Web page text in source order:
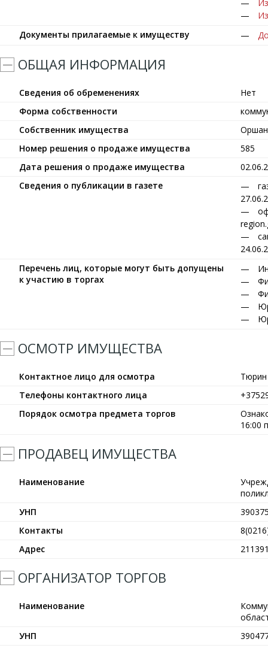
Документы прилагаемые к имуществу
ОБЩАЯ ИНФОРМАЦИЯ
Сведения об обременениях
Нет
Форма собственности
Собственник имущества
Номер решения о продаже имущества
585
Дата решения о продаже имущества
Сведения о публикации в газете
Перечень лиц, которые могут быть допущены
к участию в торгах
ОСМОТР ИМУЩЕСТВА
Контактное лицо для осмотра
Телефоны контактного лица
Порядок осмотра предмета торгов
16:00
ПРОДАВЕЦ ИМУЩЕСТВА
Наименование
УНП
Контакты
Адрес
ОРГАНИЗАТОР ТОРГОВ
Наименование
УНП